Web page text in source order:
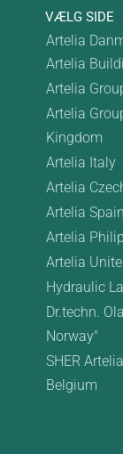
VÆLG SIDE
Artelia
Artelia
Artelia
Artelia
Kingdom
Artelia Italy
Artelia
Artelia Spain
Artelia
Artelia
Hydraulic
Dr.techn.
Norway"
SHER
Belgium